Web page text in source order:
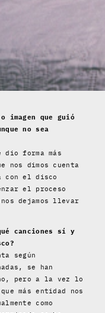
imagen que guió
no sea
forma más
nos dimos cuenta
con el disco
el proceso
dejamos llevar
canciones sí y
según
se han
pero a la vez lo
más entidad nos
como